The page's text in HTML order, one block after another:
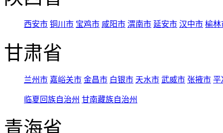
西安市 铜川市 宝鸡市 咸阳市 渭南市 延安市 汉中市 榆林
甘肃省
兰州市 嘉峪关市 金昌市 白银市 天水市 武威市 张掖市 平
临夏回族自治州 甘南藏族自治州
青海省